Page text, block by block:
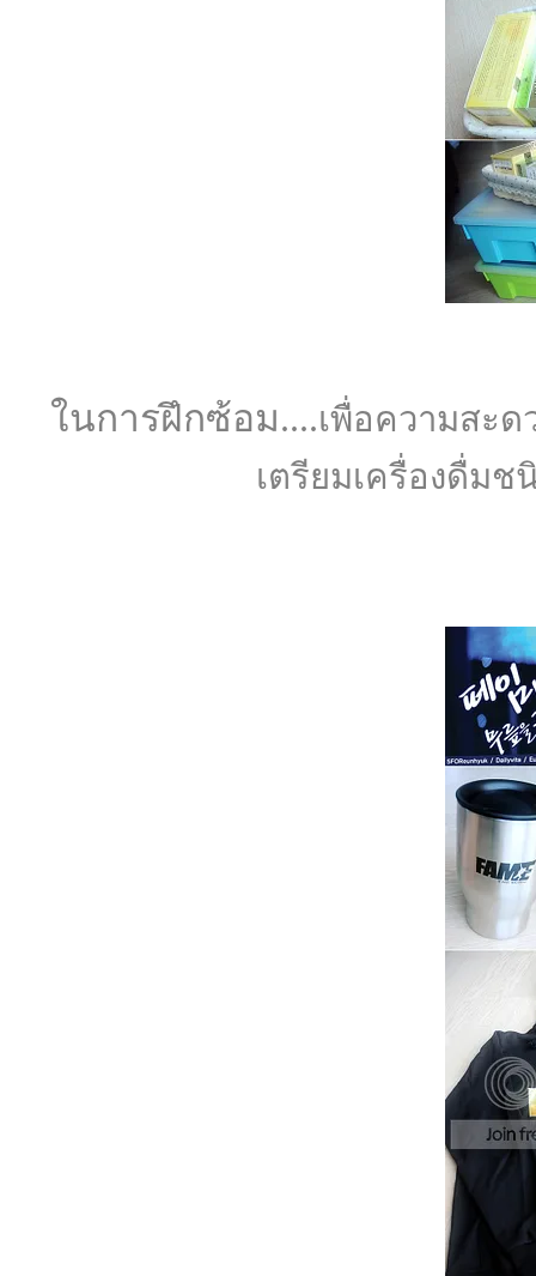
ในการฝึกซ้อม....เพื่อความสะด
เตรียมเครื่องดื่มช